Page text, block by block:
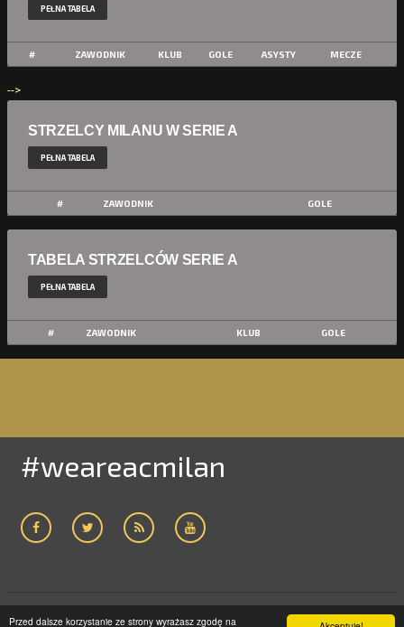
Przed dalsze korzystanie ze strony wyrażasz zgodę na
PEŁNA TABELA
# ZAWODNIK KLUB GOLE ASYSTY MECZE
-->
STRZELCY MILANU W SERIE A
PEŁNA TABELA
# ZAWODNIK GOLE
TABELA STRZELCÓW SERIE A
PEŁNA TABELA
# ZAWODNIK KLUB GOLE
#weareacmilan
ACMILAN24.COM2005-2019 | WSZELKIE PRAWA ZASTRZEŻONE